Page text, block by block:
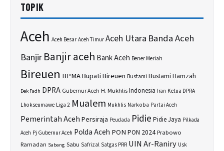
TOPIK
Aceh Aceh Besar Aceh Timur Aceh Utara Banda Aceh
BanjirBanjir aceh Bank Aceh Bener Meriah
Bireuen BPMABupati Bireuen Bustami Bustami Hamzah
Dek Fadh DPRA Gubernur Aceh H. MukhlisIndonesia Iran Ketua DPRA
Lhokseumawe Liga 2 Mualem Mukhlis Narkoba Partai Aceh
Pemerintah AcehPersiraja Peudada Pidie Pidie Jaya Pilkada
Aceh Pj Gubernur Aceh Polda Aceh PON PON 2024Prabowo
Ramadan Sabang Sabu Safrizal Satgas PRR UIN Ar-Raniry Usk